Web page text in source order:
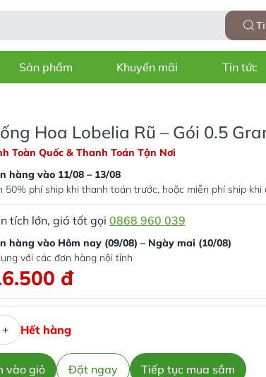
Sản phẩm Khuyến mãi Tin tức
Hoa Lobelia Rũ – Gói 0.5
Toàn Quốc & Thanh Toán Tận Nơi
hàng vào 11/08 – 13/08
50% phí ship khi thanh toán trước, hoặc miễn phí ship khi
tích lớn, giá tốt gọi 0868 960 039
hàng vào Hôm nay (09/08) – Ngày mai (10/08)
với các đơn hàng nội tỉnh
đ
Hết hàng
vào giỏ Đặt ngay Tiếp tục mua sắm